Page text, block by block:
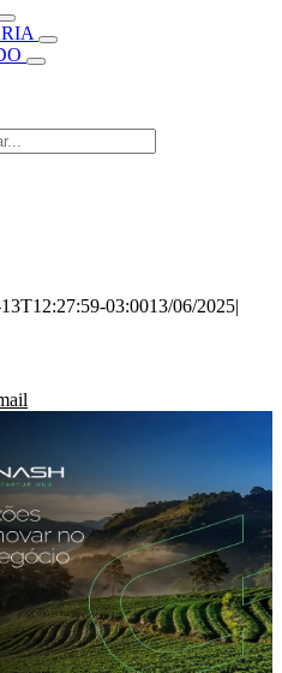
03:0013/06/2025|